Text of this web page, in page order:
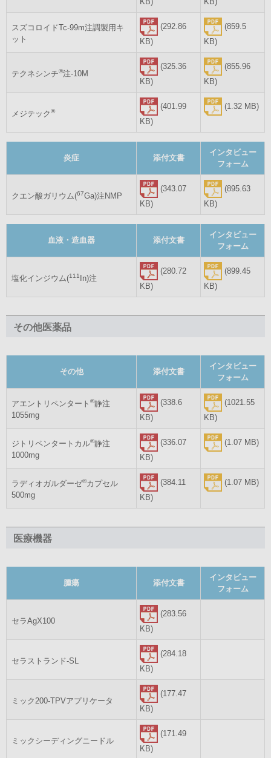
スズコロイドTc-99m注調製用キ
ット
(292.86
KB)
(859.5
KB)
テクネシンチ®注-10M
(325.36
KB)
(855.96
KB)
メジテック®
(401.99
KB)
(1.32 MB)
炎症 添付文書
インタビュー
フォーム
クエン酸ガリウム(67Ga)注NMP
(343.07
KB)
(895.63
KB)
血液・造血器 添付文書
インタビュー
フォーム
塩化インジウム(111 In)注
(280.72
KB)
(899.45
KB)
その他医薬品
その他 添付文書
インタビュー
フォーム
アエントリペンタート ®静注
1055mg
(338.6
KB)
(1021.55
KB)
ジトリペンタートカル®静注
1000mg
(336.07
KB)
(1.07 MB)
ラディオガルダーゼ®カプセル
500mg
(384.11
KB)
(1.07 MB)
医療機器
腫瘍 添付文書
インタビュー
フォーム
セラAgX100
(283.56
KB)
セラストランド-SL
(284.18
KB)
ミック200-TPVアプリケータ
(177.47
KB)
ミックシーディングニードル
(171.49
KB)